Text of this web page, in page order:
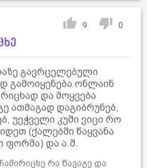
9 0
გავრცელებული
გამოიყენება ონლაინ
და მოყვება
ათმაგად დაგიბრუნებ,
უეჭველი კუში ვიცი რო
(ქალებში წაყვანა
ფორმა) და ა.შ.
რა წავაგე და